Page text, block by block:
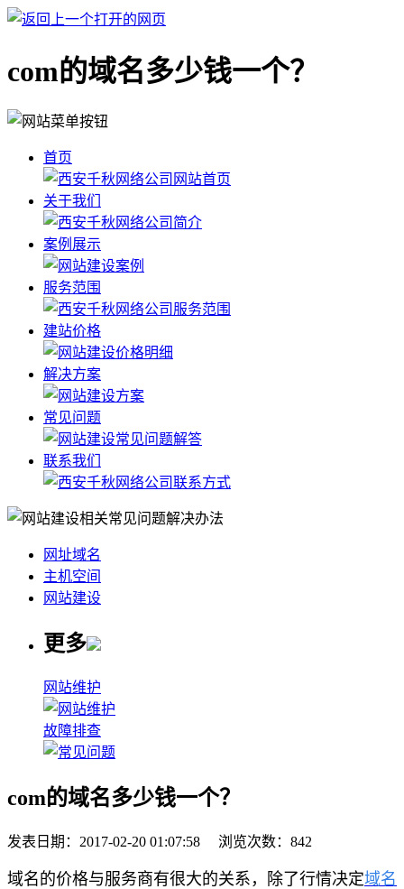
com的域名多少钱一个？
首页
关于我们
案例展示
服务范围
建站价格
解决方案
常见问题
联系我们
网址域名
主机空间
网站建设
更多
网站维护
故障排查
com的域名多少钱一个？
发表日期： 2017-02-20 01:07:58 浏览次数： 842
域名的价格与服务商有很大的关系，除了行情决定域名